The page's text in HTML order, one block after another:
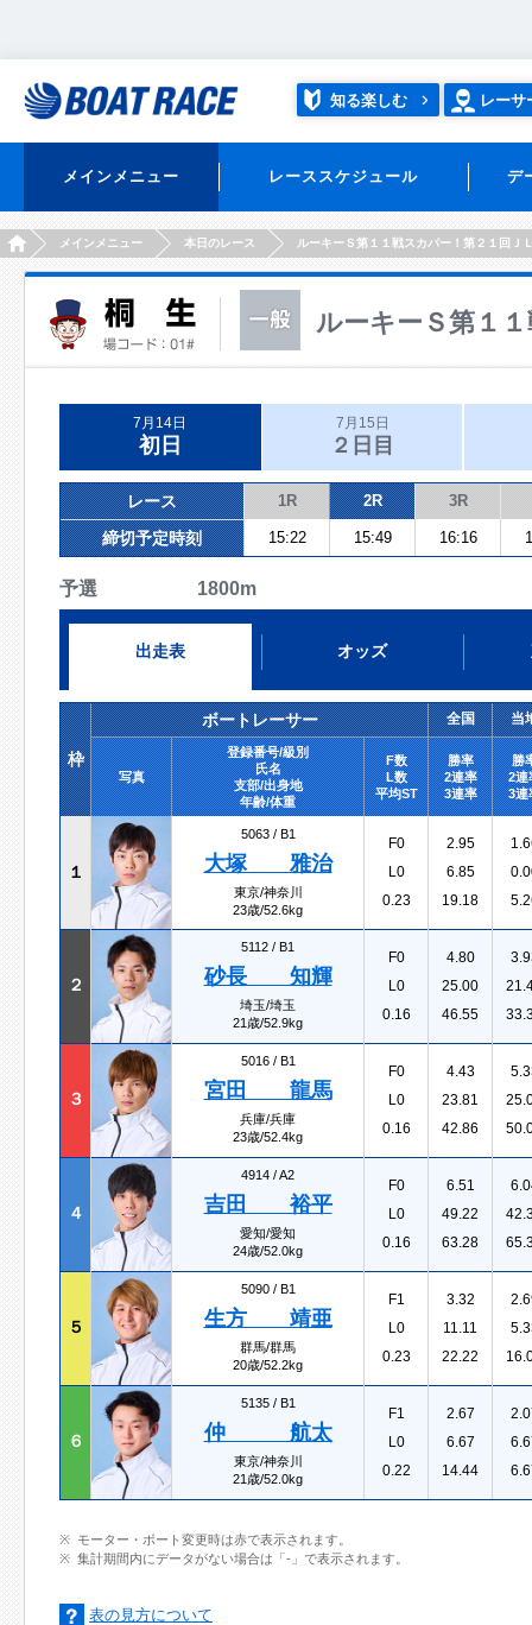
知る楽しむ レーサ
メインメニュー レーススケジュール デ
HOMEメインメニュー 本日のレース ルーキーＳ第１１戦スカパー！第２１回Ｊ
ルーキーＳ第１
7月14日
初日
7月15日
２日目
レース 1R 2R 3R
締切予定時刻 15:22 15:49 16:16
予選 1800m
出走表 オッズ
枠
ボートレーサー 全国 当
写真
登録番号/級別
氏名
支部/出身地
年齢/体重
F数
L数
平均ST
勝率
2連率
3連率
勝
2連
3連
１
5063 / B1
大塚 雅治
東京/神奈川
23歳/52.6kg
F0
L0
0.23
2.95
6.85
19.18
２
5112 / B1
砂長 知輝
埼玉/埼玉
21歳/52.9kg
F0
L0
0.16
4.80
25.00
46.55
３
5016 / B1
宮田 龍馬
兵庫/兵庫
23歳/52.4kg
F0
L0
0.16
4.43
23.81
42.86
４
4914 /A2
吉田 裕平
愛知/愛知
24歳/52.0kg
F0
L0
0.16
6.51
49.22
63.28
５
5090 / B1
生方 靖亜
群馬/群馬
20歳/52.2kg
F1
L0
0.23
3.32
11.11
22.22
６
5135 / B1
仲 航太
東京/神奈川
21歳/52.0kg
F1
L0
0.22
2.67
6.67
14.44
モーター・ボート変更時は赤で表示されます。
集計期間内にデータがない場合は「-」で表示されます。
表の見方について